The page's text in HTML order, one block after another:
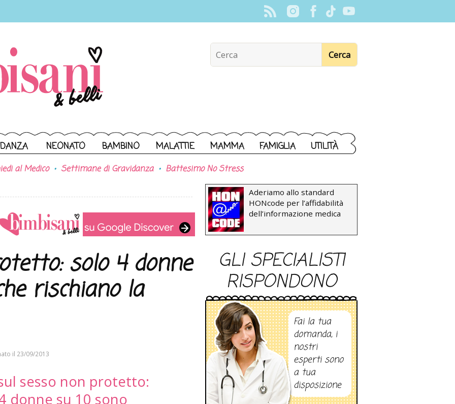
NEONATO BAMBINO MALATTIE MAMMA FAMIGLIA UTILITÀ
al Medico Settimane di Gravidanza Battesimo No Stress
solo 4 donne
rischiano la
il 23/09/2013
sesso non protetto:
donne su 10 sono
Aderiamo allo standard
HONcode per l’affidabilità
dell’informazione medica
GLI SPECIALISTI
RISPONDONO
Fai la tua
domanda, i
nostri
esperti sono
a tua
disposizione